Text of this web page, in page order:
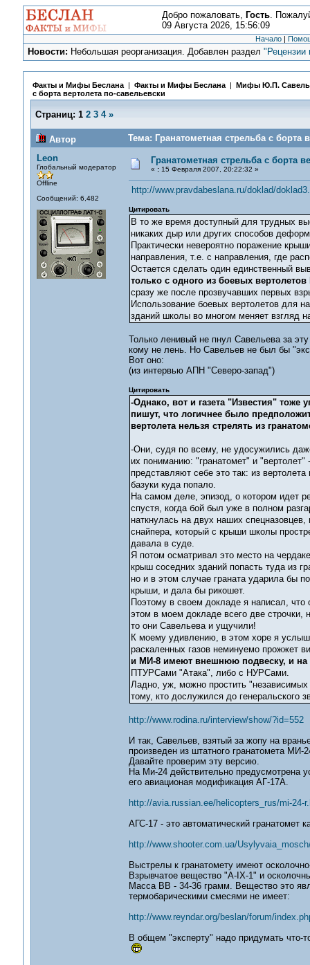
Добро пожаловать, Гость.
09 Августа 2026, 15:56:09
Начало |
Новости: Небольшая реорганизация. Добавлен раздел"Рецензии
Факты и Мифы Беслана| Факты и Мифы Беслана| Мифы Ю.П.
с борта вертолета по-савельевски
Страниц: 1 2 3 4 »
Автор
Тема: Гранатометная стрельба с борта
Leon
Глобальный модератор
Offline
Сообщений: 6,482
Гранатометная стрельба с борта
« :15 Февраля 2007, 20:22:32 »
http://www.pravdabeslana.ru/doklad/
Цитировать
В то же время доступный для трудных
никаких дыр или других способов
Практически невероятно поражение
направления, т.е. с направления, где
Остается сделать один единственный
только с одного из боевых
сразу же после прозвучавших первых
Использование боевых вертолетов для
зданий школы во многом меняет
Только ленивый не пнул Савельева за
кому не лень. Но Савельев не был бы
Вот оно:
(из интервью АПН "Северо-запад")
Цитировать
-Однако, вот и газета "Известия"
пишут, что логичнее было
вертолета нельзя стрелять из
-Они, судя по всему, не удосужились
их пониманию: "гранатомет" и
представляют себе это так: из
базуки куда попало.
На самом деле, эпизод, о котором идет
спустя, когда бой был уже в полном
наткнулась на двух наших
снайпера, который с крыши школы
давала в суде.
Я потом осматривал это место на
крыш соседних зданий попасть туда из
но и в этом случае граната ударила бы
крыши, и дала бы рикошет.
Поэтому в своем докладе я написал, что
этом в моем докладе всего две строчки,
то они Савельева и ущучили!
К моему удивлению, в этом хоре я
раскаленных газов неминуемо прожжет
и МИ-8 имеют внешнюю подвеску, и на
ПТУРСами "Атака", либо с НУРСами.
Ладно, уж, можно простить
тому, кто дослужился до генеральского
http://www.rodina.ru/interview/show/?id=552
И так, Савельев, взятый за жопу на
произведен из штатного гранатомета МИ-
Давайте проверим эту версию.
На Ми-24 действительно предусмотрена
его авиационая модификация АГ-17А.
http://avia.russian.ee/helicopters_rus/mi-24-
АГС-17 - это автоматический гранатомет
http://www.shooter.com.ua/
Выстрелы к гранатомету имеют
Взрывчатое вещество "А-IХ-1" и
Масса ВВ - 34-36 грамм. Вещество это
термобарическими смесями не имеет:
http://www.reyndar.org/beslan/forum/
В общем "эксперту" надо придумать что-